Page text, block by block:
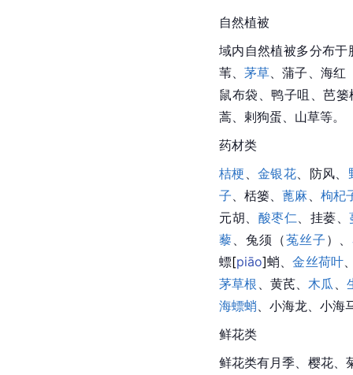
自然植被
域内自然植被多分布
苇、茅草 、蒲子、海
鼠布袋、鸭子咀、芭篓
蒿、剌狗蛋、山草等。
药材类
桔梗 、金银花 、防风、
子 、栝篓、蓖麻
枸杞
元胡
酸枣仁 、挂蒌、
藜 、兔须（菟丝子 ）、
螵[piāo]蛸 、金丝荷叶
茅草根 、黄芪 木瓜
海螵蛸
小海龙 、小
鲜花类
鲜花类有月季、樱花、